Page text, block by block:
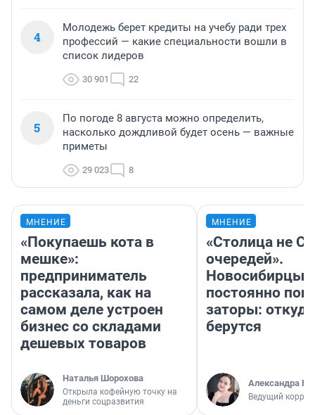
4
Молодежь берет кредиты на учебу ради трех
профессий — какие специальности вошли в
список лидеров
30 901 22
5
По погоде 8 августа можно определить,
насколько дождливой будет осень — важные
приметы
29 023 8
МНЕНИЕ
«Покупаешь кота в
мешке»:
предприниматель
рассказала, как на
самом деле устроен
бизнес со складами
дешевых товаров
Наталья Шорохова
Открыла кофейную точку на
деньги соцразвития
МНЕНИЕ
«Столица не
очередей».
Новосибирцы
постоянно
заторы:
берутся
Александра
Ведущий